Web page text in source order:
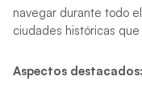
navegar durante todo
ciudades históricas
Aspectos destacados: